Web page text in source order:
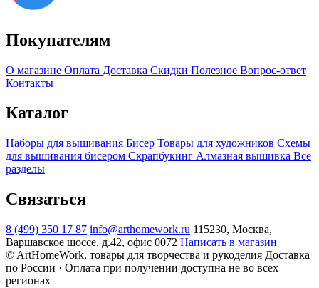
Покупателям
О магазине Оплата Доставка Скидки Полезное Вопрос-ответ
Контакты
Каталог
Наборы для вышивания Бисер Товары для художников Схемы
для вышивания бисером Скрапбукинг Алмазная вышивка Все
разделы
Связаться
8 (499) 350 17 87 info@arthomework.ru 115230, Москва,
Варшавское шоссе, д.42, офис 0072 Написать в магазин
© ArtHomeWork, товары для творчества и рукоделия Доставка
по России · Оплата при получении доступна не во всех
регионах